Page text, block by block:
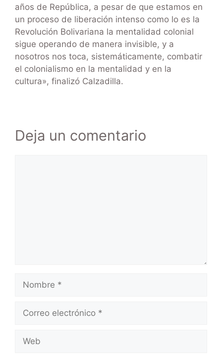
años de República, a pesar de que estamos en
un proceso de liberación intenso como lo es la
Revolución Bolivariana la mentalidad colonial
sigue operando de manera invisible, y a
nosotros nos toca, sistemáticamente, combatir
el colonialismo en la mentalidad y en la
cultura», finalizó Calzadilla.
Deja un comentario